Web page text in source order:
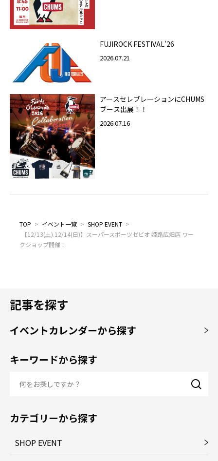
FUJIROCK FESTIVAL'26
2026.07.21
アースセレブレーションにCHUMS
ブース出展！！
2026.07.16
TOP > イベント一覧 > SHOP EVENT >
【12/13(土).12/14(日)】スーパースポーツゼビオ 姫路広畑店 ワー
クショップ開催！
記事を探す
イベントカレンダーから探す
キーワードから探す
カテゴリーから探す
SHOP EVENT